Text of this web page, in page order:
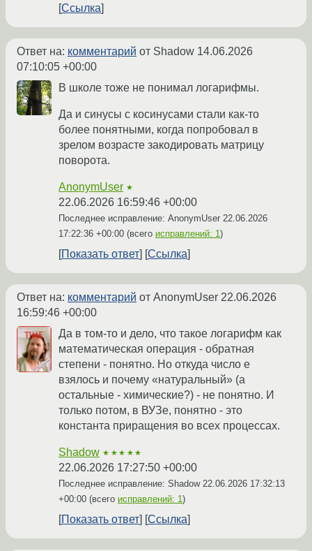
Ссылка
Ответ на: комментарий от Shadow 14.06.2026
07:10:05 +00:00
В школе тоже не понимал логарифмы.
Да и синусы с косинусами стали как-то
более понятными, когда попробовал в
зрелом возрасте закодировать матрицу
поворота.
AnonymUser ★
22.06.2026 16:59:46 +00:00
Последнее исправление: AnonymUser 22.06.2026
17:22:36 +00:00 (всего исправлений: 1 )
Показать ответ Ссылка
Ответ на: комментарий от AnonymUser 22.06.2026
16:59:46 +00:00
Да в том-то и дело, что такое логарифм как
математическая операция - обратная
степени - понятно. Но откуда число е
взялось и почему «натуральный» (а
остальные - химические?) - не понятно. И
только потом, в ВУЗе, понятно - это
константа приращения во всех процессах.
Shadow ★★★★★
22.06.2026 17:27:50 +00:00
Последнее исправление: Shadow 22.06.2026 17:32:13
+00:00 (всего исправлений: 1 )
Показать ответ Ссылка